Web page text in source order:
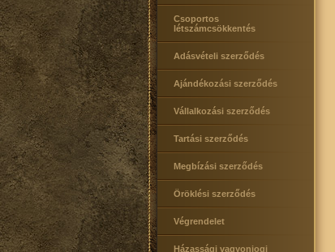
Csoportos
létszámcsökkentés
Adásvételi szerződés
Ajándékozási szerződés
Vállalkozási szerződés
Tartási szerződés
Megbízási szerződés
Öröklési szerződés
Végrendelet
Házassági vagyonjogi